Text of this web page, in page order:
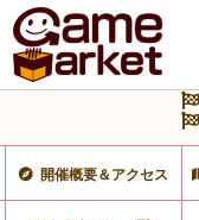
開催概要＆アクセス